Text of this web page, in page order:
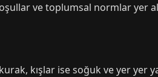
ve toplumsal normlar yer
kışlar ise soğuk ve yer yer